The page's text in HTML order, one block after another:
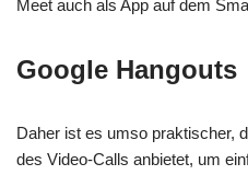
Meet auch als App auf dem
Google Hangouts
Daher ist es umso praktischer,
des Video-Calls anbietet, um